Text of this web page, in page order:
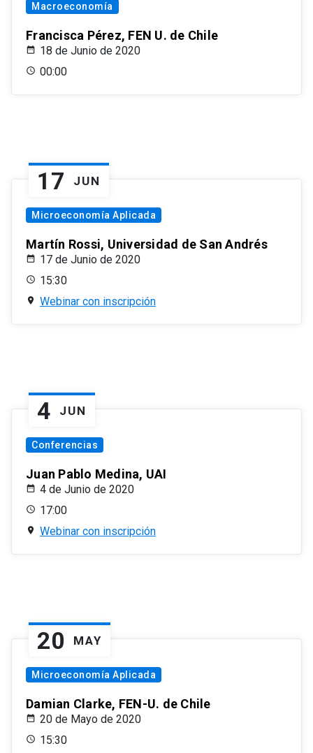
Macroeconomía
Francisca Pérez, FEN U. de Chile
18 de Junio de 2020
00:00
17 JUN
Microeconomía Aplicada
Martín Rossi, Universidad de San Andrés
17 de Junio de 2020
15:30
Webinar con inscripción
4 JUN
Conferencias
Juan Pablo Medina, UAI
4 de Junio de 2020
17:00
Webinar con inscripción
20 MAY
Microeconomía Aplicada
Damian Clarke, FEN-U. de Chile
20 de Mayo de 2020
15:30